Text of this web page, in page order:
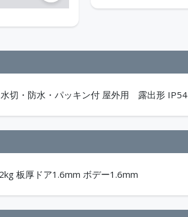
切・防水・パッキン付 屋外用 露出形
板厚ドア1.6mm ボデー1.6mm